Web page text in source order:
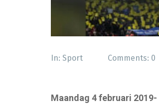
In: Sport Comments: 0
Maandag 4 februari 2019-